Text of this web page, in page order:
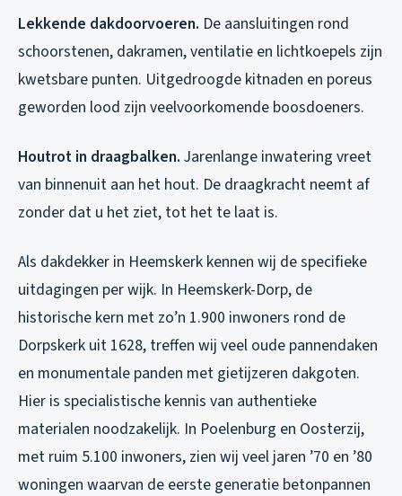
Lekkende dakdoorvoeren. De aansluitingen rond
schoorstenen, dakramen, ventilatie en lichtkoepels zijn
kwetsbare punten. Uitgedroogde kitnaden en poreus
geworden lood zijn veelvoorkomende boosdoeners.
Houtrot in draagbalken. Jarenlange inwatering vreet
van binnenuit aan het hout. De draagkracht neemt af
zonder dat u het ziet, tot het te laat is.
Als dakdekker in Heemskerk kennen wij de specifieke
uitdagingen per wijk. In Heemskerk-Dorp, de
historische kern met zo’n 1.900 inwoners rond de
Dorpskerk uit 1628, treffen wij veel oude pannendaken
en monumentale panden met gietijzeren dakgoten.
Hier is specialistische kennis van authentieke
materialen noodzakelijk. In Poelenburg en Oosterzij,
met ruim 5.100 inwoners, zien wij veel jaren ’70 en ’80
woningen waarvan de eerste generatie betonpannen